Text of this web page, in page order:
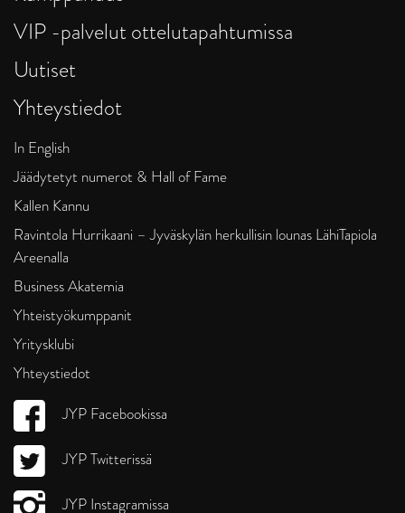
VIP -palvelut ottelutapahtumissa
Uutiset
Yhteystiedot
In English
Jäädytetyt numerot & Hall of Fame
Kallen Kannu
Ravintola Hurrikaani – Jyväskylän herkullisin lounas LähiTapiola
Areenalla
Business Akatemia
Yhteistyökumppanit
Yritysklubi
Yhteystiedot
JYP Facebookissa
JYP Twitterissä
JYP Instagramissa